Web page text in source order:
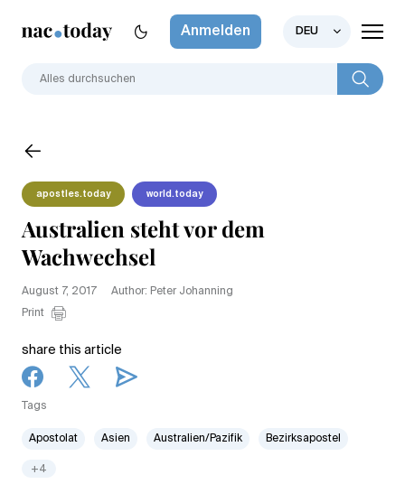
Anmelden DEU
apostles.today world.today
Australien steht vor dem
Wachwechsel
August 7, 2017
Author: Peter Johanning
Print
share this article
Tags
Apostolat Asien Australien/Pazifik Bezirksapostel
+4